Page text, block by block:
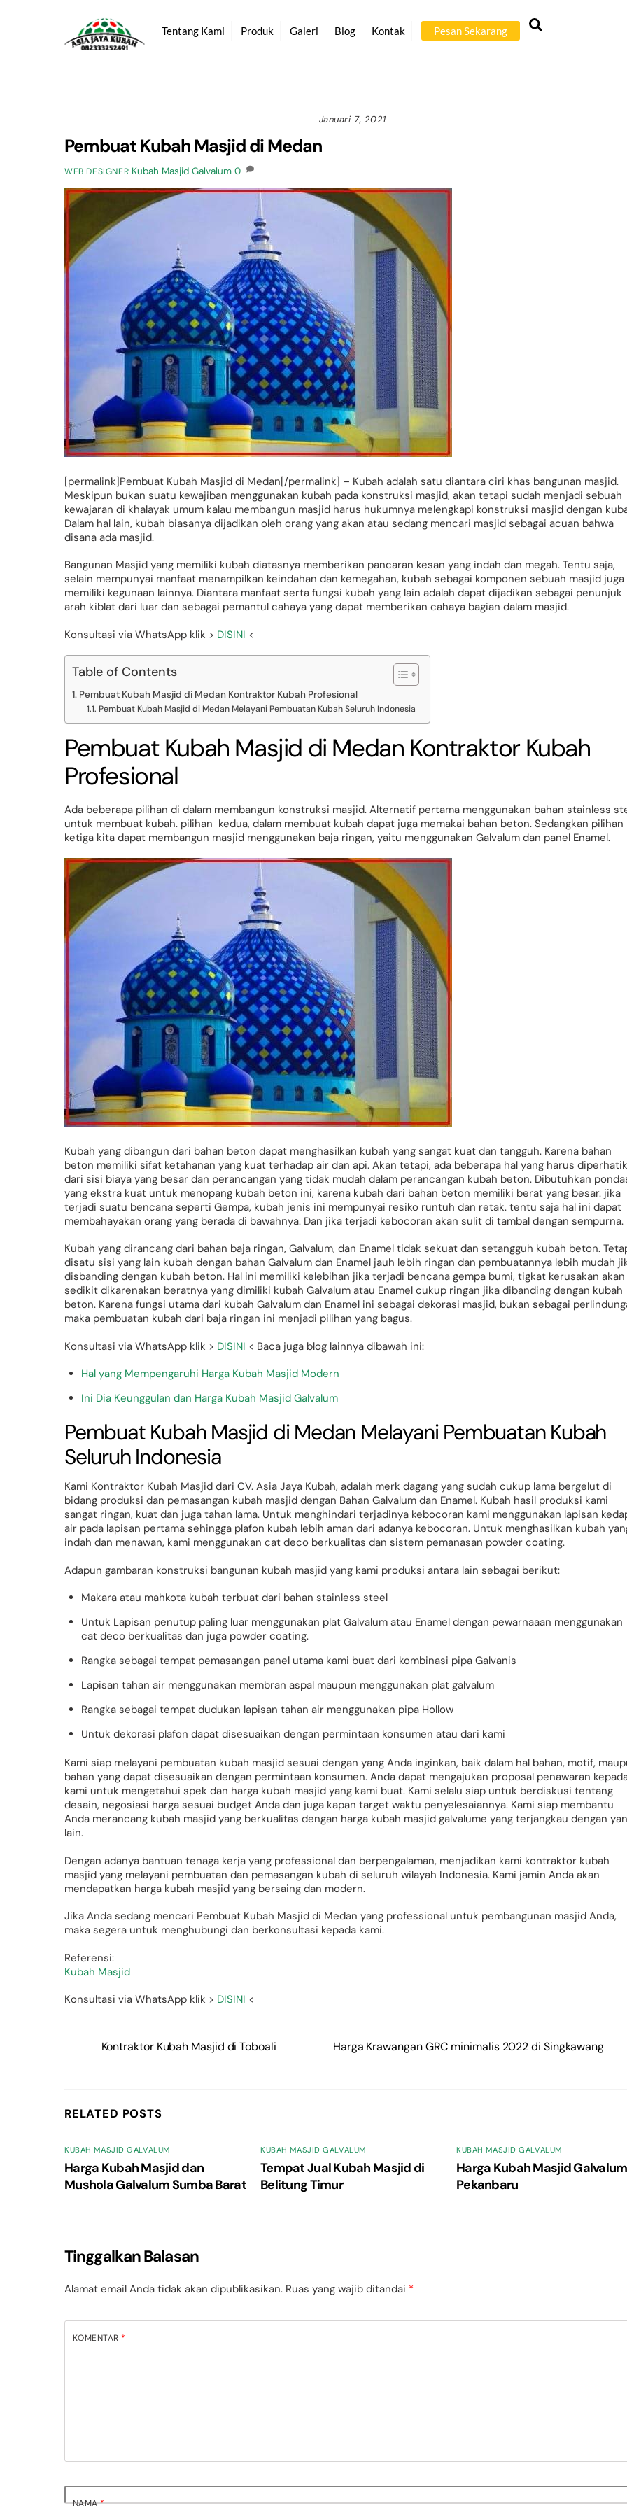
Tentang Kami Produk Galeri Blog Kontak Pesan Sekarang
Januari 7, 2021
Pembuat Kubah Masjid di Medan
WEB DESIGNER Kubah Masjid Galvalum 0
[permalink]Pembuat Kubah Masjid di Medan[/permalink] – Kubah adalah satu diantara ciri khas bangunan masjid.
Meskipun bukan suatu kewajiban menggunakan kubah pada konstruksi masjid, akan tetapi sudah menjadi sebuah
kewajaran di khalayak umum kalau membangun masjid harus hukumnya melengkapi konstruksi masjid dengan
Dalam hal lain, kubah biasanya dijadikan oleh orang yang akan atau sedang mencari masjid sebagai acuan bahwa
disana ada masjid.
Bangunan Masjid yang memiliki kubah diatasnya memberikan pancaran kesan yang indah dan megah. Tentu saja,
selain mempunyai manfaat menampilkan keindahan dan kemegahan, kubah sebagai komponen sebuah masjid juga
memiliki kegunaan lainnya. Diantara manfaat serta fungsi kubah yang lain adalah dapat dijadikan sebagai penunjuk
arah kiblat dari luar dan sebagai pemantul cahaya yang dapat memberikan cahaya bagian dalam masjid.
Konsultasi via WhatsApp klik > DISINI <
Table of Contents
Pembuat Kubah Masjid di Medan Kontraktor Kubah Profesional
Pembuat Kubah Masjid di Medan Melayani Pembuatan Kubah Seluruh Indonesia
Pembuat Kubah Masjid di Medan Kontraktor Kubah
Profesional
Ada beberapa pilihan di dalam membangun konstruksi masjid. Alternatif pertama menggunakan bahan stainless
untuk membuat kubah. pilihan kedua, dalam membuat kubah dapat juga memakai bahan beton. Sedangkan pilihan
ketiga kita dapat membangun masjid menggunakan baja ringan, yaitu menggunakan Galvalum dan panel Enamel.
Kubah yang dibangun dari bahan beton dapat menghasilkan kubah yang sangat kuat dan tangguh. Karena bahan
beton memiliki sifat ketahanan yang kuat terhadap air dan api. Akan tetapi, ada beberapa hal yang harus
dari sisi biaya yang besar dan perancangan yang tidak mudah dalam perancangan kubah beton. Dibutuhkan
yang ekstra kuat untuk menopang kubah beton ini, karena kubah dari bahan beton memiliki berat yang besar. jika
terjadi suatu bencana seperti Gempa, kubah jenis ini mempunyai resiko runtuh dan retak. tentu saja hal ini dapat
membahayakan orang yang berada di bawahnya. Dan jika terjadi kebocoran akan sulit di tambal dengan sempurna.
Kubah yang dirancang dari bahan baja ringan, Galvalum, dan Enamel tidak sekuat dan setangguh kubah beton.
disatu sisi yang lain kubah dengan bahan Galvalum dan Enamel jauh lebih ringan dan pembuatannya lebih mudah
disbanding dengan kubah beton. Hal ini memiliki kelebihan jika terjadi bencana gempa bumi, tigkat kerusakan akan
sedikit dikarenakan beratnya yang dimiliki kubah Galvalum atau Enamel cukup ringan jika dibanding dengan kubah
beton. Karena fungsi utama dari kubah Galvalum dan Enamel ini sebagai dekorasi masjid, bukan sebagai
maka pembuatan kubah dari baja ringan ini menjadi pilihan yang bagus.
Konsultasi via WhatsApp klik > DISINI < Baca juga blog lainnya dibawah ini:
Hal yang Mempengaruhi Harga Kubah Masjid Modern
Ini Dia Keunggulan dan Harga Kubah Masjid Galvalum
Pembuat Kubah Masjid di Medan Melayani Pembuatan Kubah
Seluruh Indonesia
Kami Kontraktor Kubah Masjid dari CV. Asia Jaya Kubah, adalah merk dagang yang sudah cukup lama bergelut di
bidang produksi dan pemasangan kubah masjid dengan Bahan Galvalum dan Enamel. Kubah hasil produksi kami
sangat ringan, kuat dan juga tahan lama. Untuk menghindari terjadinya kebocoran kami menggunakan lapisan
air pada lapisan pertama sehingga plafon kubah lebih aman dari adanya kebocoran. Untuk menghasilkan kubah
indah dan menawan, kami menggunakan cat deco berkualitas dan sistem pemanasan powder coating.
Adapun gambaran konstruksi bangunan kubah masjid yang kami produksi antara lain sebagai berikut:
Makara atau mahkota kubah terbuat dari bahan stainless steel
Untuk Lapisan penutup paling luar menggunakan plat Galvalum atau Enamel dengan pewarnaaan menggunakan
cat deco berkualitas dan juga powder coating.
Rangka sebagai tempat pemasangan panel utama kami buat dari kombinasi pipa Galvanis
Lapisan tahan air menggunakan membran aspal maupun menggunakan plat galvalum
Rangka sebagai tempat dudukan lapisan tahan air menggunakan pipa Hollow
Untuk dekorasi plafon dapat disesuaikan dengan permintaan konsumen atau dari kami
Kami siap melayani pembuatan kubah masjid sesuai dengan yang Anda inginkan, baik dalam hal bahan, motif,
bahan yang dapat disesuaikan dengan permintaan konsumen. Anda dapat mengajukan proposal penawaran
kami untuk mengetahui spek dan harga kubah masjid yang kami buat. Kami selalu siap untuk berdiskusi tentang
desain, negosiasi harga sesuai budget Anda dan juga kapan target waktu penyelesaiannya. Kami siap membantu
Anda merancang kubah masjid yang berkualitas dengan harga kubah masjid galvalume yang terjangkau dengan
lain.
Dengan adanya bantuan tenaga kerja yang professional dan berpengalaman, menjadikan kami kontraktor kubah
masjid yang melayani pembuatan dan pemasangan kubah di seluruh wilayah Indonesia. Kami jamin Anda akan
mendapatkan harga kubah masjid yang bersaing dan modern.
Jika Anda sedang mencari Pembuat Kubah Masjid di Medan yang professional untuk pembangunan masjid Anda,
maka segera untuk menghubungi dan berkonsultasi kepada kami.
Referensi:
Kubah Masjid
Konsultasi via WhatsApp klik > DISINI <
Kontraktor Kubah Masjid di Toboali Harga Krawangan GRC minimalis 2022 di Singkawang
RELATED POSTS
KUBAH MASJID GALVALUM
Harga Kubah Masjid dan
Mushola Galvalum Sumba Barat
KUBAH MASJID GALVALUM
Tempat Jual Kubah Masjid di
Belitung Timur
KUBAH MASJID GALVALUM
Harga Kubah Masjid Galvalum
Pekanbaru
Tinggalkan Balasan
Alamat email Anda tidak akan dipublikasikan. Ruas yang wajib ditandai *
KOMENTAR *
NAMA*
To
Top